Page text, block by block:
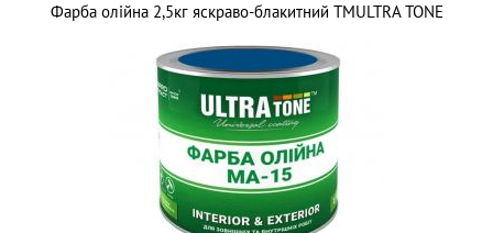
Фарба олійна 2,5кг яскраво-блакитний ТМULTRA TONE